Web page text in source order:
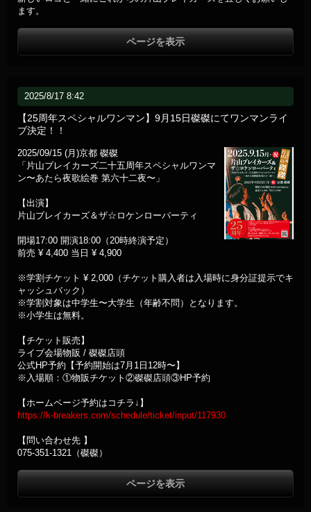
ます。
ページを表示
2025/8/17 8:42
【25周年スペシャルワンマン】9月15日磔磔にてワンマンライ
ブ決定！！
2025/09/15 (月)京都 磔磔
「片山ブレイカーズ二十五周年スペシャルワンマ
ン〜あたら夜歌絵巻 第六十二夜〜」
【出演】
片山ブレイカーズ＆ザ☆ロケンローパーティ
開場17:00 開演18:00（20時終演予定）
前売 ¥ 4,400 当日 ¥ 4,900
※学割チケット ¥ 2,000（チケット購入者は入場時に身分証提示でキ
ャッシュバック）
※学割対象は中学生〜大学生（年齢不問）となります。
※小学生は無料。
【チケット販売】
ライブ会場物販 / 磔磔店頭
公式HP予約【予約開始は7月1日12時〜】
※入場順：①物販チケット②磔磔店頭③HP予約
【ホームページ予約はコチラ↓】
https://k-breakers.com/schedule/ticket/input/117930
【問い合わせ先 】
075-351-1321（磔磔）
ページを表示